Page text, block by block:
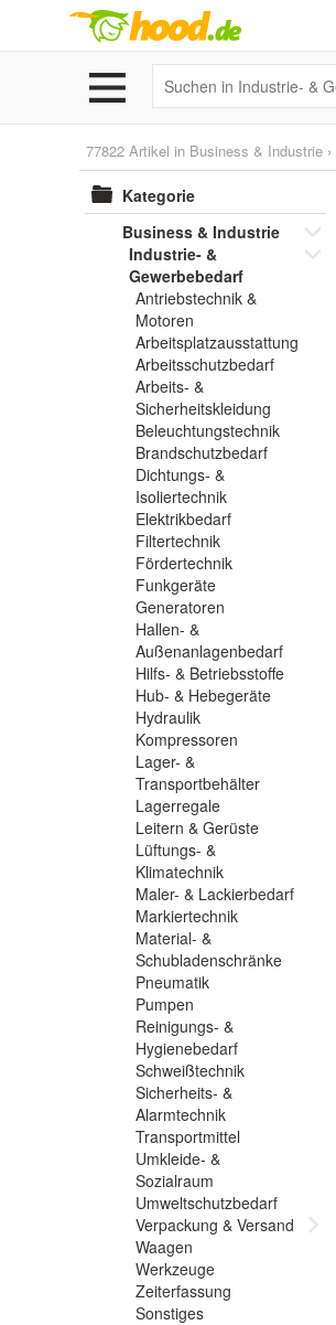
77822 Artikel in Business & Industrie ›
Kategorie
Business & Industrie
Industrie- &
Gewerbebedarf
Antriebstechnik &
Motoren
Arbeitsplatzausstattung
Arbeitsschutzbedarf
Arbeits- &
Sicherheitskleidung
Beleuchtungstechnik
Brandschutzbedarf
Dichtungs- &
Isoliertechnik
Elektrikbedarf
Filtertechnik
Fördertechnik
Funkgeräte
Generatoren
Hallen- &
Außenanlagenbedarf
Hilfs- & Betriebsstoffe
Hub- & Hebegeräte
Hydraulik
Kompressoren
Lager- &
Transportbehälter
Lagerregale
Leitern & Gerüste
Lüftungs- &
Klimatechnik
Maler- & Lackierbedarf
Markiertechnik
Material- &
Schubladenschränke
Pneumatik
Pumpen
Reinigungs- &
Hygienebedarf
Schweißtechnik
Sicherheits- &
Alarmtechnik
Transportmittel
Umkleide- &
Sozialraum
Umweltschutzbedarf
Verpackung & Versand
Waagen
Werkzeuge
Zeiterfassung
Sonstiges